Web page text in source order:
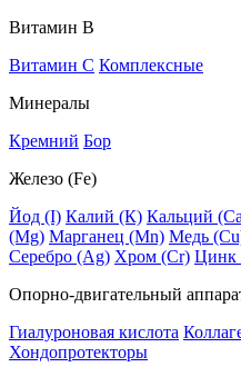
Витамин В
Витамин C Комплексные
Минералы
Кремний Бор
Железо (Fe)
Йод (I) Калий (К) Кальций
(Mg) Марганец (Mn) Медь
Серебро (Ag) Хром (Cr) Цинк
Опорно-двигательный
Гиалуроновая кислота
Хондопротекторы